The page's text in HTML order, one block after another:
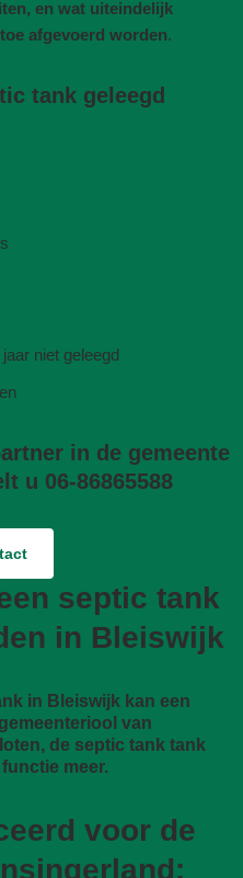
en wat uiteindelijk
afgevoerd worden.
tank geleegd
niet geleegd
in de gemeente
u 06-86865588
septic tank
in Bleiswijk
in Bleiswijk kan een
van
de septic tank tank
meer.
voor de